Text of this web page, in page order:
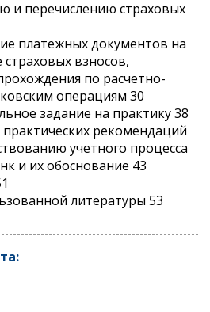
и перечислению страховых
платежных документов на
страховых взносов,
по расчетно-
операциям 30
задание на практику 38
практических рекомендаций
учетного процесса
и их обоснование 43
литературы 53